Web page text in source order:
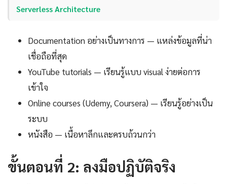
Serverless Architecture
Documentation อย่างเป็นทางการ — แหล่งข้อมูลที่น่า
เชื่อถือที่สุด
YouTube tutorials — เรียนรู้แบบ visual ง่ายต่อการ
เข้าใจ
Online courses (Udemy, Coursera) — เรียนรู้อย่างเป็น
ระบบ
หนังสือ — เนื้อหาลึกและครบถ้วนกว่า
ขั้นตอนที่ 2: ลงมือปฏิบัติจริง